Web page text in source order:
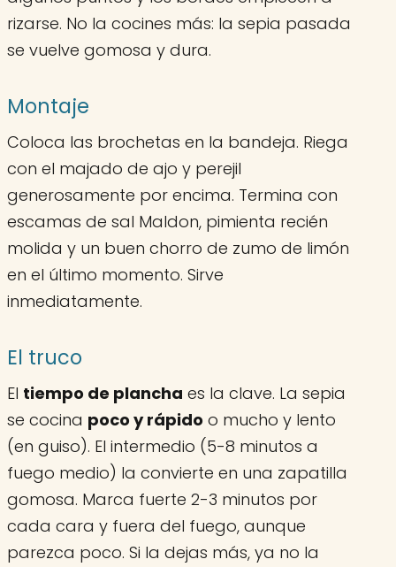
rizarse. No la cocines más: la sepia pasada
se vuelve gomosa y dura.
Montaje
Coloca las brochetas en la bandeja. Riega
con el majado de ajo y perejil
generosamente por encima. Termina con
escamas de sal Maldon, pimienta recién
molida y un buen chorro de zumo de limón
en el último momento. Sirve
inmediatamente.
El truco
El tiempo de plancha es la clave. La sepia
se cocina poco y rápido o mucho y lento
(en guiso). El intermedio (5-8 minutos a
fuego medio) la convierte en una zapatilla
gomosa. Marca fuerte 2-3 minutos por
cada cara y fuera del fuego, aunque
parezca poco. Si la dejas más, ya no la